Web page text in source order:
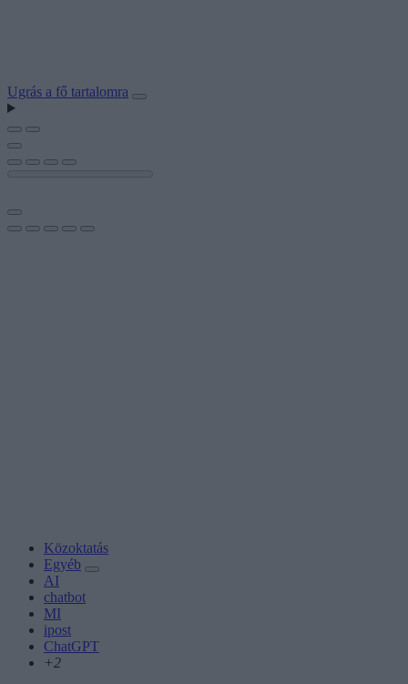
Ugrás a fő tartalomra
Közoktatás
Egyéb
AI
chatbot
MI
ipost
ChatGPT
+2